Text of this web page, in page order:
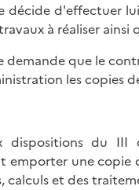
décide d'effectuer
à réaliser
que le
les copies
dispositions du III
emporter une copie
calculs et des